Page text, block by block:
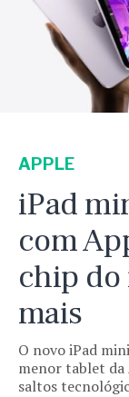
APPLE
iPad
com
chip do
mais
O novo iPad
menor tablet da
saltos